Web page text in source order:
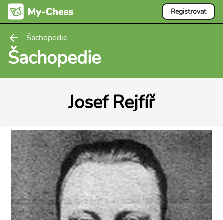
Registrovat
Šachopedie
Šachopedie
Josef Rejfíř